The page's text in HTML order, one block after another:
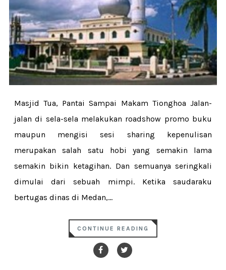
Masjid Tua, Pantai Sampai Makam Tionghoa Jalan-
jalan di sela-sela melakukan roadshow promo buku
maupun mengisi sesi sharing kepenulisan
merupakan salah satu hobi yang semakin lama
semakin bikin ketagihan. Dan semuanya seringkali
dimulai dari sebuah mimpi. Ketika saudaraku
bertugas dinas di Medan,...
CONTINUE READING